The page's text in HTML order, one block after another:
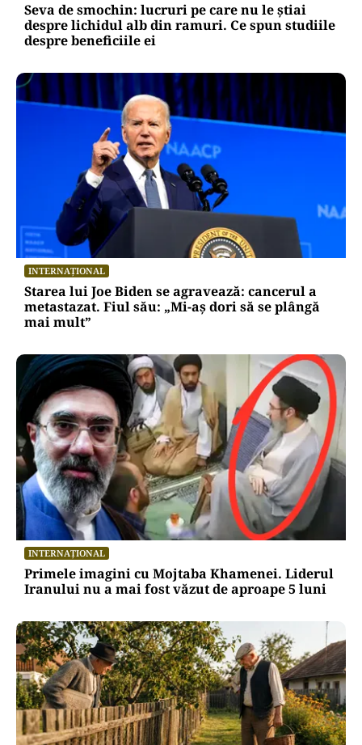
Seva de smochin: lucruri pe care nu le știai
despre lichidul alb din ramuri. Ce spun studiile
despre beneficiile ei
INTERNAȚIONAL
Starea lui Joe Biden se agravează: cancerul a
metastazat. Fiul său: „Mi-aș dori să se plângă
mai mult”
INTERNAȚIONAL
Primele imagini cu Mojtaba Khamenei. Liderul
Iranului nu a mai fost văzut de aproape 5 luni